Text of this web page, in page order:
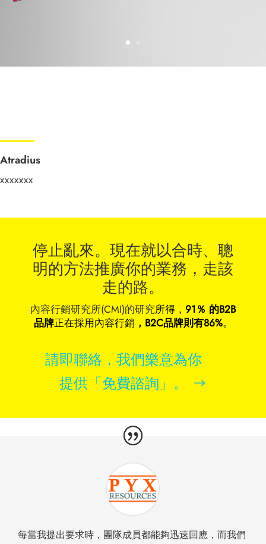
Atradius
xxxxxxx
停止亂來。現在就以合時、聰
明的方法推廣你的業務，走該
走的路。
內容行銷研究所(CMI)的研究所得， 91％ 的B2B
品牌正在採用內容行銷，B2C品牌則有86%。
請即聯絡，我們樂意為你
提供「免費諮詢」。
每當我提出要求時，團隊成員都能夠迅速回應，而我們